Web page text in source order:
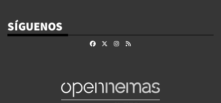
SÍGUENOS
FacebookInstagram